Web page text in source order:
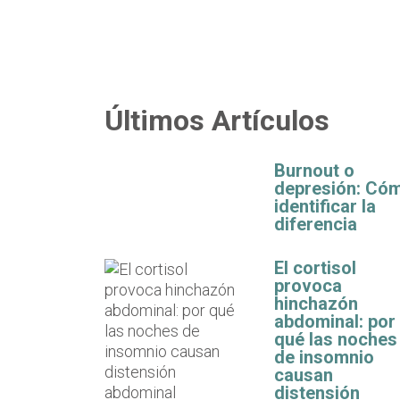
Últimos Artículos
Burnout o
depresión:
identificar la
diferencia
El cortisol
provoca
hinchazón
abdominal: por
qué las noches
de insomnio
causan
distensión